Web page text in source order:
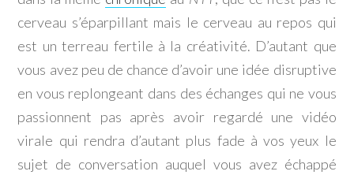
cerveau s’éparpillant mais le cerveau au repos qui
est un terreau fertile à la créativité. D’autant que
vous avez peu de chance d’avoir une idée disruptive
en vous replongeant dans des échanges qui ne vous
passionnent pas après avoir regardé une vidéo
virale qui rendra d’autant plus fade à vos yeux le
sujet de conversation auquel vous avez échappé